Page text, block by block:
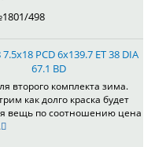
498
7.5x18 PCD 6x139.7 ET 38 DIA
67.1 BD
второго комплекта зима.
как долго краска будет
вещь по соотношению цена